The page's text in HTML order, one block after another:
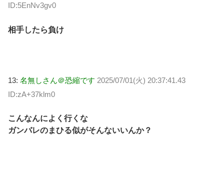
ID:5EnNv3gv0
相手したら負け
13: 名無しさん＠恐縮です 2025/07/01(火) 20:37:41.43
ID:zA+37klm0
こんなんによく行くな
ガンバレのまひる似がそんないいんか？